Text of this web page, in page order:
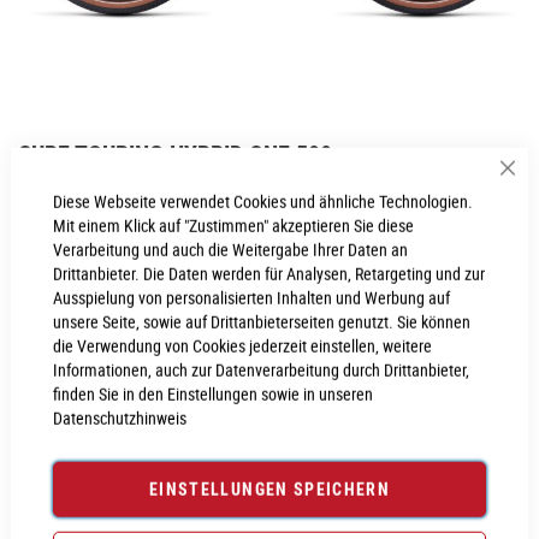
Diese Webseite verwendet Cookies und ähnliche Technologien.
Mit einem Klick auf "Zustimmen" akzeptieren Sie diese
Verarbeitung und auch die Weitergabe Ihrer Daten an
Drittanbieter. Die Daten werden für Analysen, Retargeting und zur
Ausspielung von personalisierten Inhalten und Werbung auf
unsere Seite, sowie auf Drittanbieterseiten genutzt. Sie können
die Verwendung von Cookies jederzeit einstellen, weitere
Informationen, auch zur Datenverarbeitung durch Drittanbieter,
finden Sie in den Einstellungen sowie in unseren
Datenschutzhinweis
EINSTELLUNGEN SPEICHERN
Bildgalerie
springen
CUBE TOURING HYBRID ONE 500
Inkl. MwSt., nur Abholung möglich
PROBEFAHRT VEREINBAREN
Produktanfrage stellen
PRODUKTINFORMATIONEN